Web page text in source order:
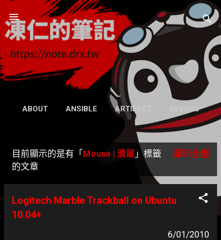
跳到主要內容
凍仁的筆記
- https://note.drx.tw
網頁
ABOUT ANSIBLE ARTIFACT DEVOPS
WIKI 更多…
GRAVATAR
發
表
文
章
目前顯示的是有「Mouse | 滑鼠 」標籤
的文章
顯示全部
Logitech Marble Trackball on Ubuntu
10.04+
6/01/2010